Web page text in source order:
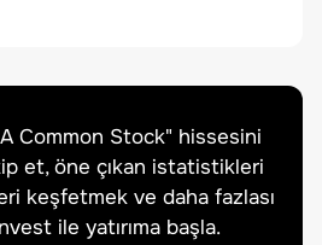
Common Stock" hissesini
et, öne çıkan istatistikleri
keşfetmek ve daha fazlası
ile yatırıma başla.